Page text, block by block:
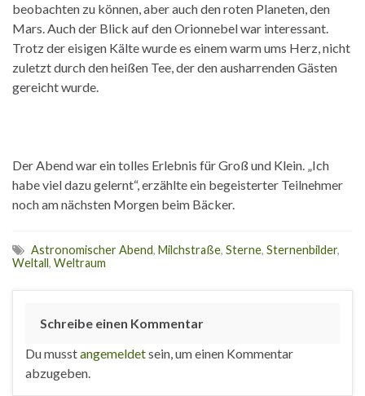
beobachten zu können, aber auch den roten Planeten, den
Mars. Auch der Blick auf den Orionnebel war interessant.
Trotz der eisigen Kälte wurde es einem warm ums Herz, nicht
zuletzt durch den heißen Tee, der den ausharrenden Gästen
gereicht wurde.
Der Abend war ein tolles Erlebnis für Groß und Klein. „Ich
habe viel dazu gelernt“, erzählte ein begeisterter Teilnehmer
noch am nächsten Morgen beim Bäcker.
Astronomischer Abend, Milchstraße, Sterne, Sternenbilder,
Weltall, Weltraum
Schreibe einen Kommentar
Du musstangemeldetsein, um einen Kommentar
abzugeben.